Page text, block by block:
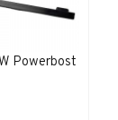
Powerbost